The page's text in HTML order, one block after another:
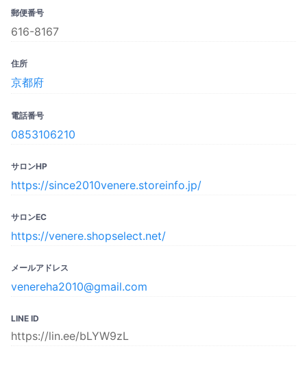
郵便番号
616-8167
住所
京都府‎
電話番号
0853106210
サロンHP
https://since2010venere.storeinfo.jp/
サロンEC
https://venere.shopselect.net/
メールアドレス
venereha2010@gmail.com
LINE ID
https://lin.ee/bLYW9zL